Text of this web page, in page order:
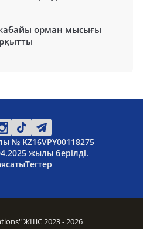
орман мысығы
№ KZ16VPY00118275
жылы берілді.
Тегтер
ЖШС 2023 - 2026